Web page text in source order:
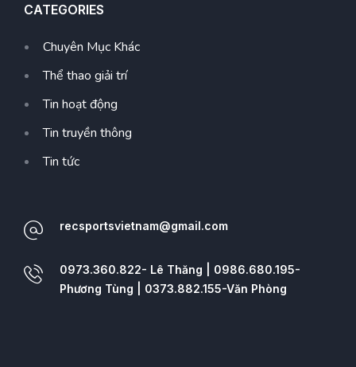
CATEGORIES
Chuyên Mục Khác
Thể thao giải trí
Tin hoạt động
Tin truyền thông
Tin tức
recsportsvietnam@gmail.com
0973.360.822- Lê Thăng | 0986.680.195-
Phương Tùng | 0373.882.155-Văn Phòng